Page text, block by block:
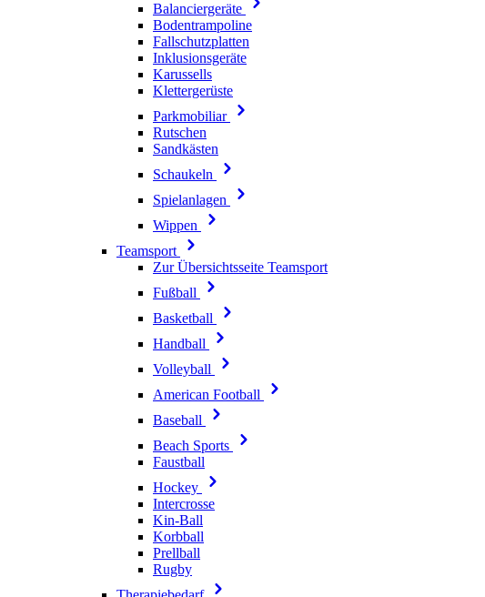
Balanciergeräte
Bodentrampoline
Fallschutzplatten
Inklusionsgeräte
Karussells
Klettergerüste
Parkmobiliar
Rutschen
Sandkästen
Schaukeln
Spielanlagen
Wippen
Teamsport
Zur Übersichtsseite Teamsport
Fußball
Basketball
Handball
Volleyball
American Football
Baseball
Beach Sports
Faustball
Hockey
Intercrosse
Kin-Ball
Korbball
Prellball
Rugby